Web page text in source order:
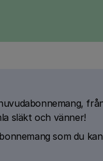
släkt och vänner!
som du kan